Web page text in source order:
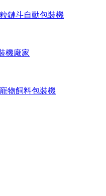
鏈斗自動包裝機
機廠家
物飼料包裝機